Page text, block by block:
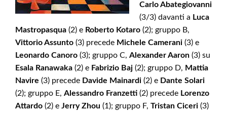
Carlo Abategiovanni
(3/3) davanti a Luca
Mastropasqua (2) e Roberto Kotaro (2); gruppo B,
Vittorio Assunto (3) precede Michele Camerani (3) e
Leonardo Canoro (3); gruppo C, Alexander Aaron (3) su
Esala Ranawaka (2) e Fabrizio Baj (2); gruppo D, Mattia
Navire (3) precede Davide Mainardi (2) e Dante Solari
(2); gruppo E, Alessandro Franzetti (2) precede Lorenzo
Attardo (2) e Jerry Zhou (1); gruppo F, Tristan Ciceri (3)